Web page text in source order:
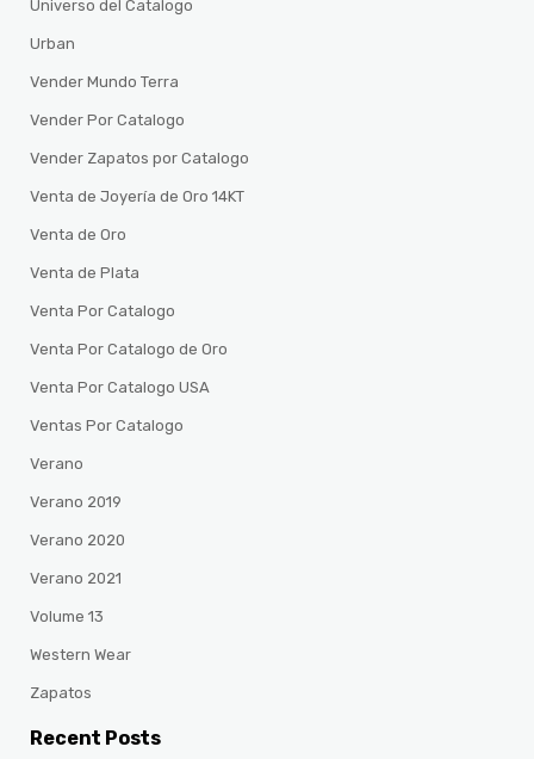
Universo del Catalogo
Urban
Vender Mundo Terra
Vender Por Catalogo
Vender Zapatos por Catalogo
Venta de Joyería de Oro 14KT
Venta de Oro
Venta de Plata
Venta Por Catalogo
Venta Por Catalogo de Oro
Venta Por Catalogo USA
Ventas Por Catalogo
Verano
Verano 2019
Verano 2020
Verano 2021
Volume 13
Western Wear
Zapatos
Recent Posts